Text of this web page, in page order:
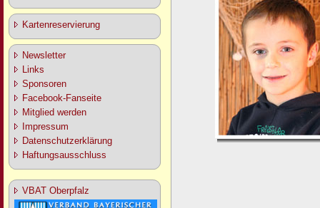
Kartenreservierung
Newsletter
Links
Sponsoren
Facebook-Fanseite
Mitglied werden
Impressum
Datenschutzerklärung
Haftungsausschluss
VBAT Oberpfalz